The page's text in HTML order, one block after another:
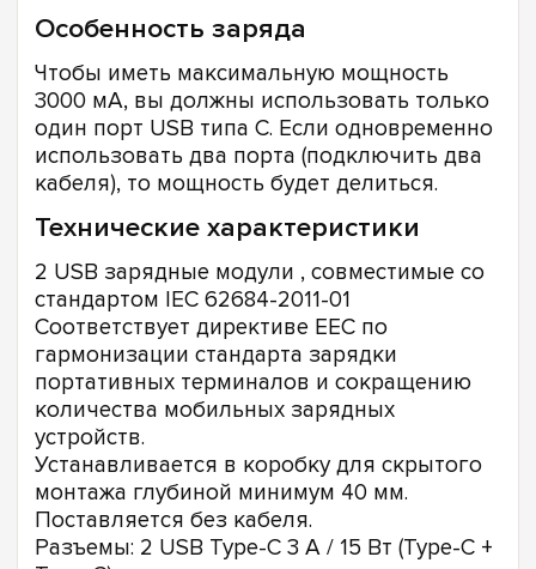
Особенность заряда
Чтобы иметь максимальную мощность
3000 мА, вы должны использовать только
один порт USB типа C. Если одновременно
использовать два порта (подключить два
кабеля), то мощность будет делиться.
Технические характеристики
2 USB зарядные модули , совместимые со
стандартом IEC 62684-2011-01
Соответствует директиве EEC по
гармонизации стандарта зарядки
портативных терминалов и сокращению
количества мобильных зарядных
устройств.
Устанавливается в коробку для скрытого
монтажа глубиной минимум 40 мм.
Поставляется без кабеля.
Разъемы: 2 USB Type-C 3 A / 15 Вт (Type-C +